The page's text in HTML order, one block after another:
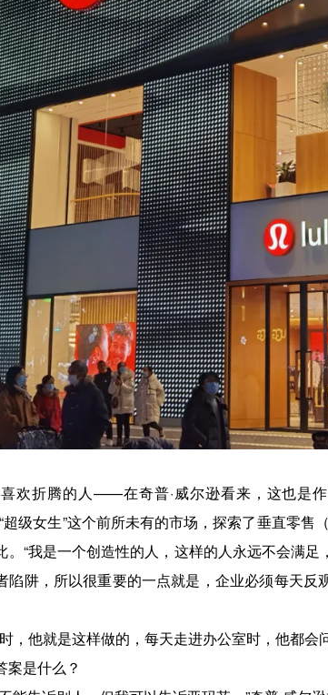
欢折腾的人——在奇普·威尔逊看来，这也是
级女生”这个前所未有的市场，探索了垂直零
。“我是一个创造性的人，这样的人永远不会满
陷阱，所以很重要的一点就是，企业必须每天
，他就是这样做的，每天走进办公室时，他都会
案是什么？